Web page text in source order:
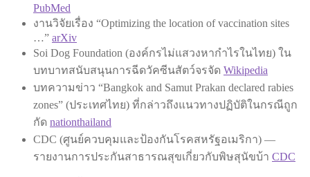
PubMed
งานวิจัยเรื่อง “Optimizing the location of vaccination sites
…” arXiv
Soi Dog Foundation (องค์กรไม่แสวงหากำไรในไทย) ใน
บทบาทสนับสนุนการฉีดวัคซีนสัตว์จรจัด Wikipedia
บทความข่าว “Bangkok and Samut Prakan declared rabies
zones” (ประเทศไทย) ที่กล่าวถึงแนวทางปฏิบัติในกรณีถูก
กัด nationthailand
CDC (ศูนย์ควบคุมและป้องกันโรคสหรัฐอเมริกา) —
รายงานการประกันสาธารณสุขเกี่ยวกับพิษสุนัขบ้า CDC